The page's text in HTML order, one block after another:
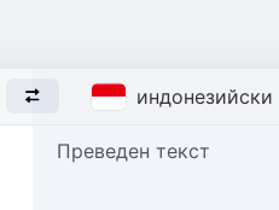
индонезийски
Преведен текст